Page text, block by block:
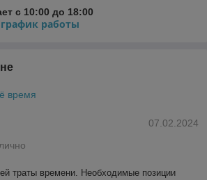
с 10:00 до 18:00
работы
время
07.02.2024
траты времени. Необходимые позиции